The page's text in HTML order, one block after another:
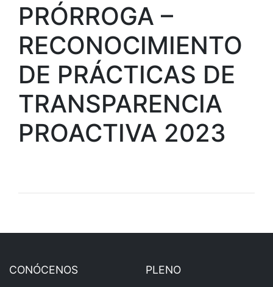
PRÓRROGA –
RECONOCIMIENTO
DE PRÁCTICAS DE
TRANSPARENCIA
PROACTIVA 2023
CONÓCENOS PLENO